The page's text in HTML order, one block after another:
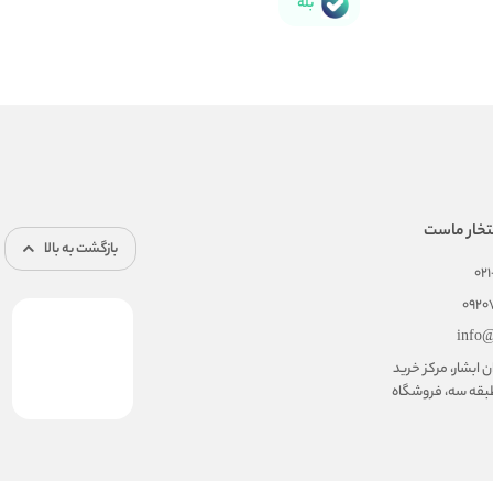
ماست
مرکز خرید
سه، فروشگاه
بازگشت به بالا